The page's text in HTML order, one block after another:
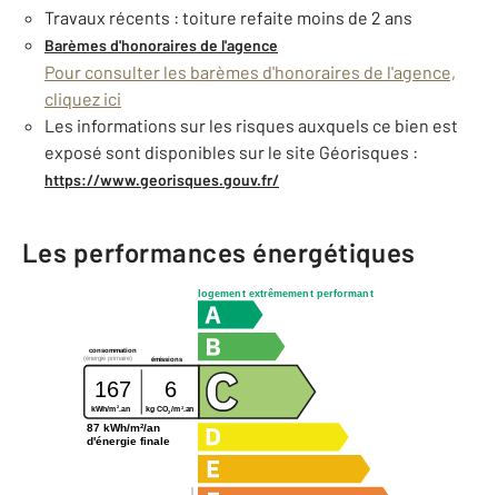
Travaux récents : toiture refaite moins de 2 ans
Barèmes d'honoraires de l'agence
Pour consulter les barèmes d'honoraires de l'agence,
cliquez ici
Les informations sur les risques auxquels ce bien est
exposé sont disponibles sur le site Géorisques :
https://www.georisques.gouv.fr/
Les performances énergétiques
logement extrêmement performant
consommation
émissions
(énergie primaire)
167 6
kWh/m 2 .an kg CO2/m2.an
87 kWh/m²/an
d'énergie finale